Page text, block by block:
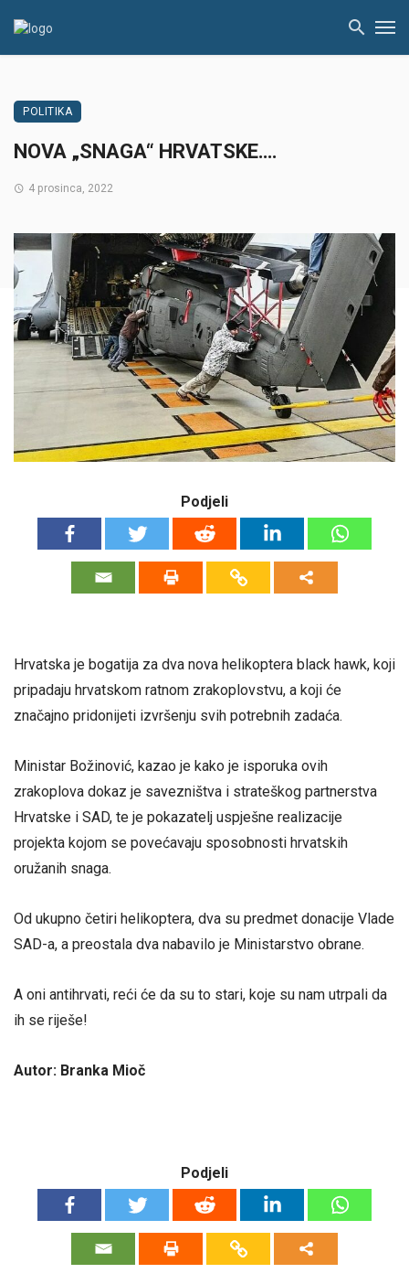
POLITIKA
NOVA „SNAGA“ HRVATSKE….
4 prosinca, 2022
Podjeli
Hrvatska je bogatija za dva nova helikoptera black hawk, koji
pripadaju hrvatskom ratnom zrakoplovstvu, a koji će
značajno pridonijeti izvršenju svih potrebnih zadaća.
Ministar Božinović, kazao je kako je isporuka ovih
zrakoplova dokaz je savezništva i strateškog partnerstva
Hrvatske i SAD, te je pokazatelj uspješne realizacije
projekta kojom se povećavaju sposobnosti hrvatskih
oružanih snaga.
Od ukupno četiri helikoptera, dva su predmet donacije Vlade
SAD-a, a preostala dva nabavilo je Ministarstvo obrane.
A oni antihrvati, reći će da su to stari, koje su nam utrpali da
ih se riješe!
Autor: Branka Mioč
Podjeli